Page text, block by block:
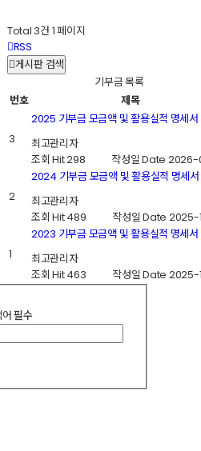
Total 3건 1 페이지
RSS
게시판 검색
기부금 목록
번호
제목
3
2025 기부금 모금액 및 활용실적 명세서
최고관리자
조회Hit 298 작성일Date
2
2024 기부금 모금액 및 활용실적 명세서
최고관리자
조회Hit 489 작성일Date 2025-
1
2023 기부금 모금액 및 활용실적 명세서
최고관리자
조회Hit 463 작성일Date 2025-
필수